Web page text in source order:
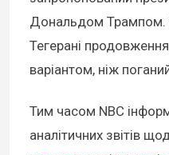
Дональдом Трампом.
Тегерані
варіантом, ніж
Тим часом NBC
аналітичних звітів